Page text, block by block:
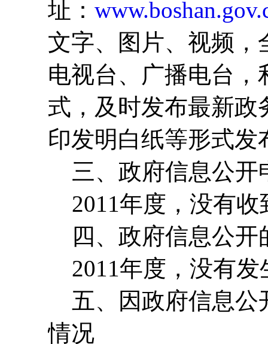
址：
文字、图片、视频，
电视台、广播电台
式，及时发布最新政
印发明白纸等形式发
三、政府信息公开
2011年度，没有收
四、政府信息公开
2011年度，没有发
五、因政府信息公
情况